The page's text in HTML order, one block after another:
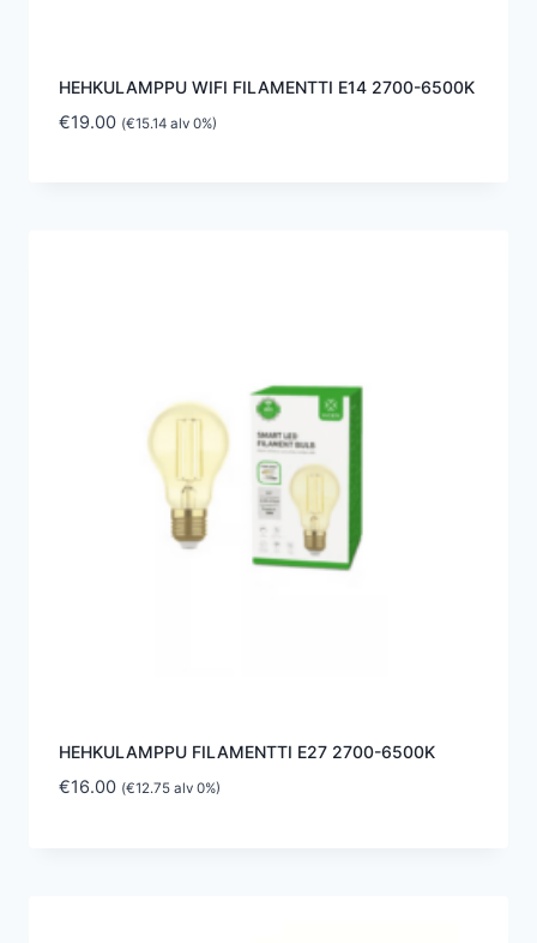
HEHKULAMPPU WIFI FILAMENTTI E14 2700-6500K
€19.00 (€15.14alv 0%)
HEHKULAMPPU FILAMENTTI E27 2700-6500K
€16.00 (€12.75alv 0%)